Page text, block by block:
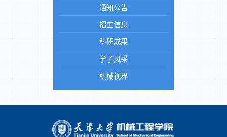
通知公告
招生信息
科研成果
学子风采
机械视界